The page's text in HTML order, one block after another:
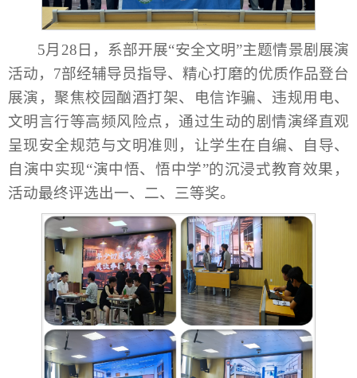
5月28日，系部开展“安全文明”主题情景剧展演
活动，7部经辅导员指导、精心打磨的优质作品登台
展演，聚焦校园酗酒打架、电信诈骗、违规用电、
文明言行等高频风险点，通过生动的剧情演绎直观
呈现安全规范与文明准则，让学生在自编、自导、
自演中实现“演中悟、悟中学”的沉浸式教育效果，
活动最终评选出一、二、三等奖。